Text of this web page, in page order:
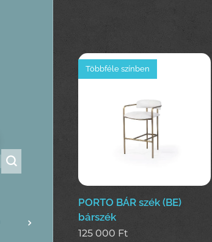
PORTO BÁR szék (BE)
bárszék
Többféle színben
125 000 Ft